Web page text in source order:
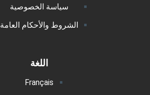
سياسة الخصوصية
الشروط والأحكام العامة
اللغة
Français